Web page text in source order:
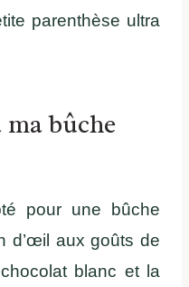
parenthèse ultra
bûche
pour une bûche
d’œil aux goûts de
blanc et la